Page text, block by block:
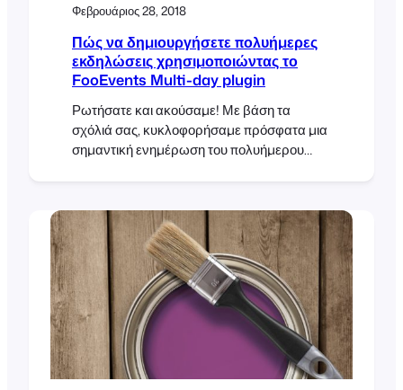
Φεβρουάριος 28, 2018
Πώς να δημιουργήσετε πολυήμερες
εκδηλώσεις χρησιμοποιώντας το
FooEvents Multi-day plugin
Ρωτήσατε και ακούσαμε! Με βάση τα
σχόλιά σας, κυκλοφορήσαμε πρόσφατα μια
σημαντική ενημέρωση του πολυήμερου
επαναλαμβάνονται σε συγκεκριμένες
ημερολογιακές ημέρες. Χρησιμοποιώντας
το πρόσθετο FooEvents Multi-day μπορείτε
να πουλάτε εισιτήρια που θα δίνουν στους
συμμετέχοντες σας πρόσβαση στην
εκδήλωση για πολλές ημερολογιακές ή